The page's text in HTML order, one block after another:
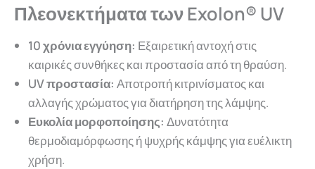
Πλεονεκτήματα των Exolon® UV
10 χρόνια εγγύηση: Εξαιρετική αντοχή στις
καιρικές συνθήκες και προστασία από τη θραύση.
UV προστασία: Αποτροπή κιτρινίσματος και
αλλαγής χρώματος για διατήρηση της λάμψης.
Ευκολία μορφοποίησης: Δυνατότητα
θερμοδιαμόρφωσης ή ψυχρής κάμψης για ευέλικτη
χρήση.